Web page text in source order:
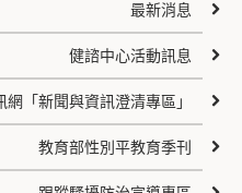
最新消息
健諮中心活動訊息
「新聞與資訊澄清專區」
教育部性別平教育季刊